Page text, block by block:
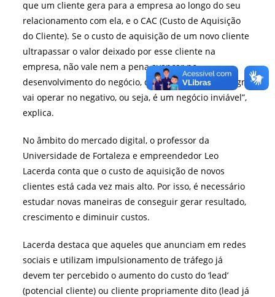
que um cliente gera para a empresa ao longo do seu
relacionamento com ela, e o CAC (Custo de Aquisição
do Cliente). Se o custo de aquisição de um novo cliente
ultrapassar o valor deixado por esse cliente na
empresa, não vale nem a pena avançar no
desenvolvimento do negócio, dado que ele, por design,
vai operar no negativo, ou seja, é um negócio inviável”,
explica.
No âmbito do mercado digital, o professor da
Universidade de Fortaleza e empreendedor Leo
Lacerda conta queo custo de aquisição de novos
clientes está cada vez mais alto. Por isso, é necessário
estudar novas maneiras de conseguir gerar resultado,
crescimento e diminuir custos.
Lacerda destaca que aqueles que anunciam em redes
sociais e utilizam impulsionamento de tráfego já
devem ter percebido o aumento do custo do ‘lead’
(potencial cliente) ou cliente propriamente dito (lead já